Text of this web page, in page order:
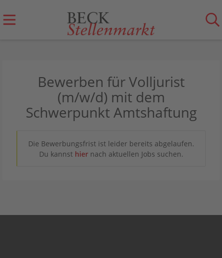
Bewerben für Volljurist
(m/w/d) mit dem
Schwerpunkt Amtshaftung
Die Bewerbungsfrist ist leider bereits abgelaufen.
Du kannst hier nach aktuellen Jobs suchen.